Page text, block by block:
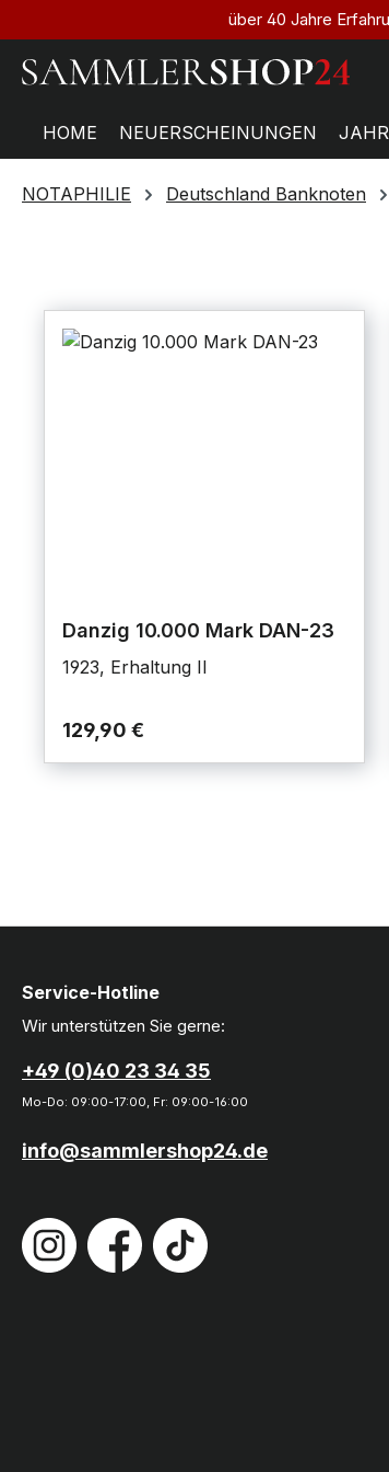
über 40 Jahre
HOME NEUERSCHEINUNGEN
NOTAPHILIE Deutschland Banknoten
Danzig 10.000 Mark DAN-23
1923, Erhaltung II
129,90 €
Service-Hotline
Wir unterstützen Sie gerne:
+49 (0)40 23 34 35
Mo-Do: 09:00-17:00, Fr: 09:00-16:00
info@sammlershop24.de